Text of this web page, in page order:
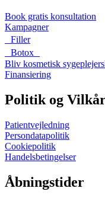
Book gratis konsultation
Kampagner
Filler
Botox
Bliv kosmetisk
Finansiering
Politik og
Patientvejledning
Persondatapolitik
Cookiepolitik
Handelsbetingelser
Åbningstider